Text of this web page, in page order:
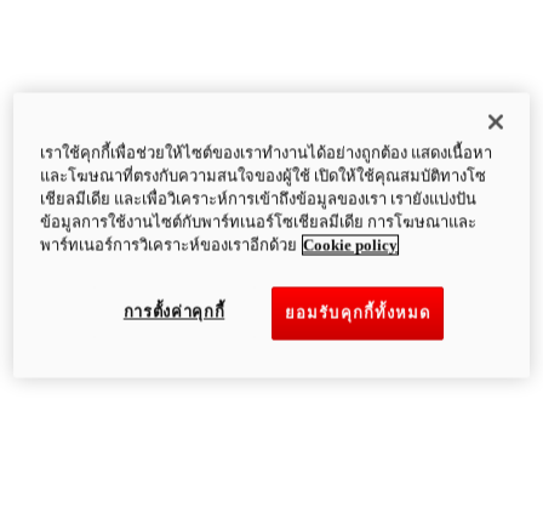
เราใช้คุกกี้เพื่อช่วยให้ไซต์ของเราทำงานได้อย่างถูกต้อง แสดงเนื้อหา
และโฆษณาที่ตรงกับความสนใจของผู้ใช้ เปิดให้ใช้คุณสมบัติทางโซ
เชียลมีเดีย และเพื่อวิเคราะห์การเข้าถึงข้อมูลของเรา เรายังแบ่งปัน
ข้อมูลการใช้งานไซต์กับพาร์ทเนอร์โซเชียลมีเดีย การโฆษณาและ
พาร์ทเนอร์การวิเคราะห์ของเราอีกด้วย Cookie policy
ยอมรับคุกกี้ทั้งหมด
การตั้งค่าคุกกี้